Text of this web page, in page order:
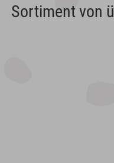
Sortiment von